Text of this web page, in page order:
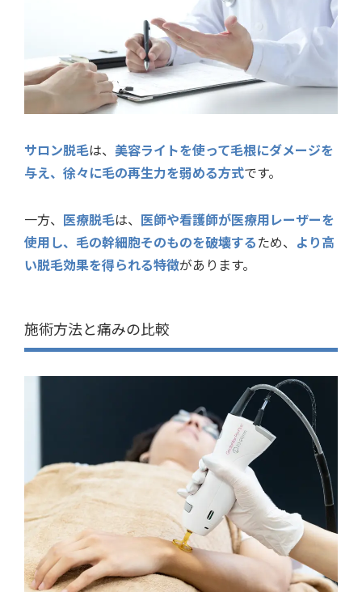
サロン脱毛は、 美容ライトを使って毛根にダメージを
与え、徐々に毛の再生力を弱める方式です。
一方、 医療脱毛は、 医師や看護師が医療用レーザーを
使用し、毛の幹細胞そのものを破壊するため、 より高
い脱毛効果を得られる特徴があります。
施術方法と痛みの比較